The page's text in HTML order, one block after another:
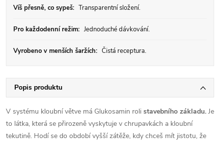
Víš přesně, co sypeš: Transparentní složení.
Pro každodenní režim: Jednoduché dávkování.
Vyrobeno v menších šaržích: Čistá receptura.
Popis produktu
V systému kloubní větve má Glukosamin roli stavebního základu. Je
to látka, která se přirozeně vyskytuje v chrupavkách a kloubní
tekutině. Hodí se do období vyšší zátěže, kdy chceš mít jistotu, že